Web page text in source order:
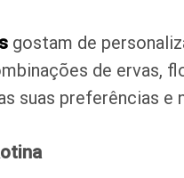
gostam de
de ervas,
suas preferências e